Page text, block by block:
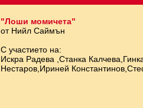
"Лоши момичета"
от Нийл Саймън
С участието на:
Искра Радева ,Станка
Нестаров,Ириней